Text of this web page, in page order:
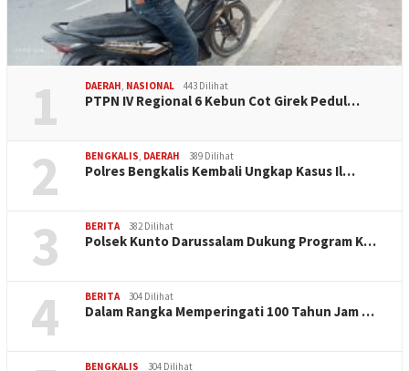
1 DAERAH, NASIONAL 443 Dilihat
PTPN IV Regional 6 Kebun Cot Girek Pedul…
2 BENGKALIS, DAERAH 389 Dilihat
Polres Bengkalis Kembali Ungkap Kasus Il…
3 BERITA 382 Dilihat
Polsek Kunto Darussalam Dukung Program K…
4 BERITA 304 Dilihat
Dalam Rangka Memperingati 100 Tahun Jam …
BENGKALIS 304 Dilihat